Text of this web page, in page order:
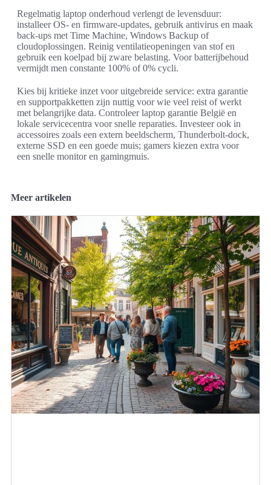
Regelmatig laptop onderhoud verlengt de levensduur:
installeer OS- en firmware-updates, gebruik antivirus en maak
back‑ups met Time Machine, Windows Backup of
cloudoplossingen. Reinig ventilatieopeningen van stof en
gebruik een koelpad bij zware belasting. Voor batterijbehoud
vermijdt men constante 100% of 0% cycli.
Kies bij kritieke inzet voor uitgebreide service: extra garantie
en supportpakketten zijn nuttig voor wie veel reist of werkt
met belangrijke data. Controleer laptop garantie België en
lokale servicecentra voor snelle reparaties. Investeer ook in
accessoires zoals een extern beeldscherm, Thunderbolt-dock,
externe SSD en een goede muis; gamers kiezen extra voor
een snelle monitor en gamingmuis.
Meer artikelen